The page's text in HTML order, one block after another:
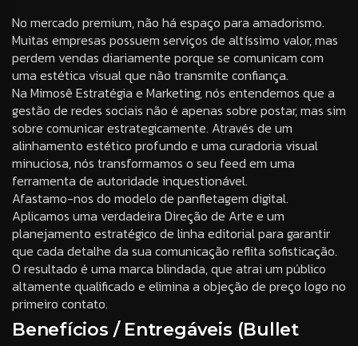
No mercado premium, não há espaço para amadorismo.
Muitas empresas possuem serviços de altíssimo valor, mas
perdem vendas diariamente porque se comunicam com
uma estética visual que não transmite confiança.
Na Mimosê Estratégia e Marketing, nós entendemos que a
gestão de redes sociais não é apenas sobre postar, mas sim
sobre comunicar estrategicamente. Através de um
alinhamento estético profundo e uma curadoria visual
minuciosa, nós transformamos o seu feed em uma
ferramenta de autoridade inquestionável.
Afastamo-nos do modelo de panfletagem digital.
Aplicamos uma verdadeira Direção de Arte e um
planejamento estratégico de linha editorial para garantir
que cada detalhe da sua comunicação reflita sofisticação.
O resultado é uma marca blindada, que atrai um público
altamente qualificado e elimina a objeção de preço logo no
primeiro contato.
Benefícios / Entregáveis (Bullet